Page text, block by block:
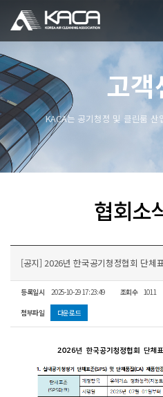
고객
KACA는 공기청정 및 클린룸
협회소
[공지] 2026년 한국공기청정협회 단체
등록일시 2025-10-29 17:23:49 조회수 1011
첨부파일 다운로드